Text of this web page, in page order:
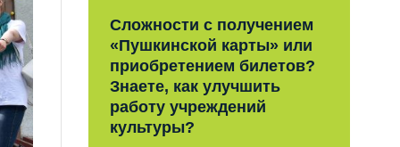
Сложности с получением
«Пушкинской карты» или
приобретением билетов?
Знаете, как улучшить
работу учреждений
культуры?